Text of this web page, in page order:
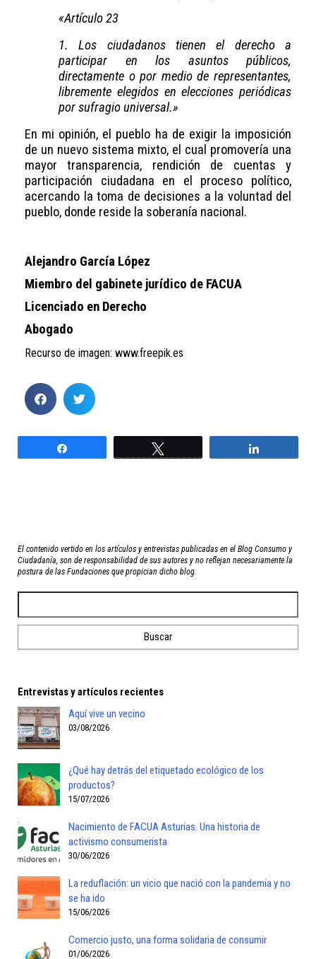
«Artículo 23
1. Los ciudadanos tienen el derecho a
participar en los asuntos públicos,
directamente o por medio de representantes,
libremente elegidos en elecciones periódicas
por sufragio universal.»
En mi opinión, el pueblo ha de exigir la imposición
de un nuevo sistema mixto, el cual promovería una
mayor transparencia, rendición de cuentas y
participación ciudadana en el proceso político,
acercando la toma de decisiones a la voluntad del
pueblo, donde reside la soberanía nacional.
Alejandro García López
Miembro del gabinete jurídico de FACUA
Licenciado en Derecho
Abogado
Recurso de imagen: www.freepik.es
El contenido vertido en los artículos y entrevistas publicadas en el Blog Consumo y
Ciudadanía, son de responsabilidad de sus autores y no reflejan necesariamente la
postura de las Fundaciones que propician dicho blog.
Entrevistas y artículos recientes
Aquí vive un vecino
03/08/2026
¿Qué hay detrás del etiquetado ecológico de los
productos?
15/07/2026
Nacimiento de FACUA Asturias. Una historia de
activismo consumerista
30/06/2026
La reduflación: un vicio que nació con la pandemia y no
se ha ido
15/06/2026
Comercio justo, una forma solidaria de consumir
01/06/2026